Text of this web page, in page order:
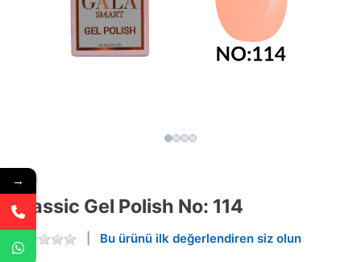
Classic Gel Polish No: 114
Bu ürünü ilk değerlendiren siz olun
→